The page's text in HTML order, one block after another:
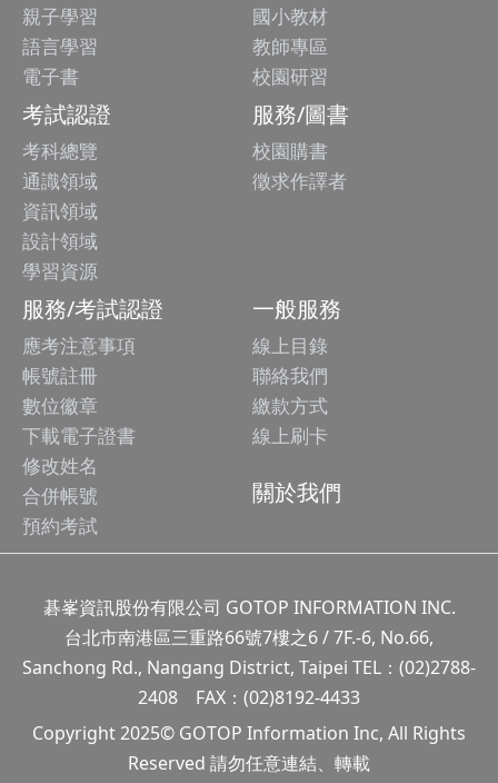
親子學習
語言學習
電子書
國小教材
教師專區
校園研習
考試認證
考科總覽
通識領域
資訊領域
設計領域
學習資源
服務/圖書
校園購書
徵求作譯者
服務/考試認證
應考注意事項
帳號註冊
數位徽章
下載電子證書
修改姓名
合併帳號
預約考試
一般服務
線上目錄
聯絡我們
繳款方式
線上刷卡
關於我們
碁峯資訊股份有限公司 GOTOP INFORMATION INC.
台北市南港區三重路66號7樓之6 / 7F.-6, No.66,
Sanchong Rd., Nangang District, Taipei TEL：(02)2788-
2408 FAX：(02)8192-4433
Copyright 2025© GOTOP Information Inc, All Rights
Reserved 請勿任意連結、轉載